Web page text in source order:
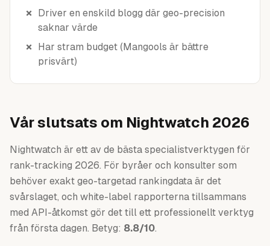
✗ Driver en enskild blogg där geo-precision
saknar värde
✗ Har stram budget (Mangools är bättre
prisvärt)
Vår slutsats om Nightwatch 2026
Nightwatch är ett av de bästa specialistverktygen för
rank-tracking 2026. För byråer och konsulter som
behöver exakt geo-targetad rankingdata är det
svårslaget, och white-label rapporterna tillsammans
med API-åtkomst gör det till ett professionellt verktyg
från första dagen. Betyg: 8.8/10.